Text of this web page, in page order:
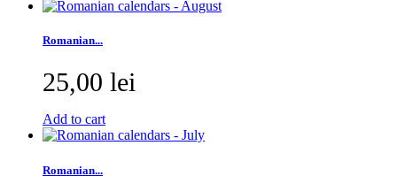
Romanian...
25,00 lei
Add to cart
Romanian...